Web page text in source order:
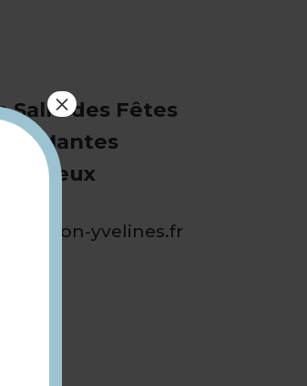
Salle des Fêtes
de Mantes
yvelines.fr
×